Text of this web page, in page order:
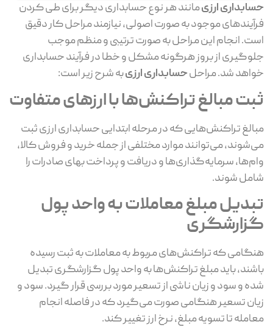
ارزیمانند هر نوع حسابداری دیگر برای طی کردن
موجود به صورت اصولی، نیازمند مراحل کار دقیق
انجام این مراحل به صورت ترتیبی و منظم موجب
از بروز هرگونه مشکل و خطا در فرآیند حسابداری
شد. مراحلحسابداری ارزیبه شرح زیر است:
مبالغ تراکنش‌ها با ارز‌های متفاوت
تراکنش‌هایی که در مرحله ابتدایی حسابداری ارزی ثبت
می‌توانند موارد مختلفی از جمله خرید و فروش کالا،
سرمایه‌گذاری‌ها و دریافت و پرداخت بهای صادرات را
شوند.
مبلغ معاملات به واحد پول
که تراکنش‌های مربوط به معاملات به ثبت رسیده
باید مبلغ تراکنش‌ها به واحد پول گزارشگری تبدیل
و سود و زیان ناشی از تسعیر مورد بررسی قرار گیرد. سود و
تسعیر هنگامی صورت می‌گیرد که در فاصله انجام
تا تسویه مبلغ، نرخ ارز تغییر کند.